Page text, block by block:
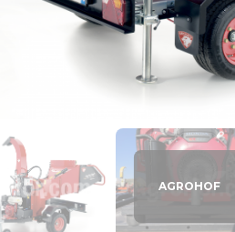
AGROHOF